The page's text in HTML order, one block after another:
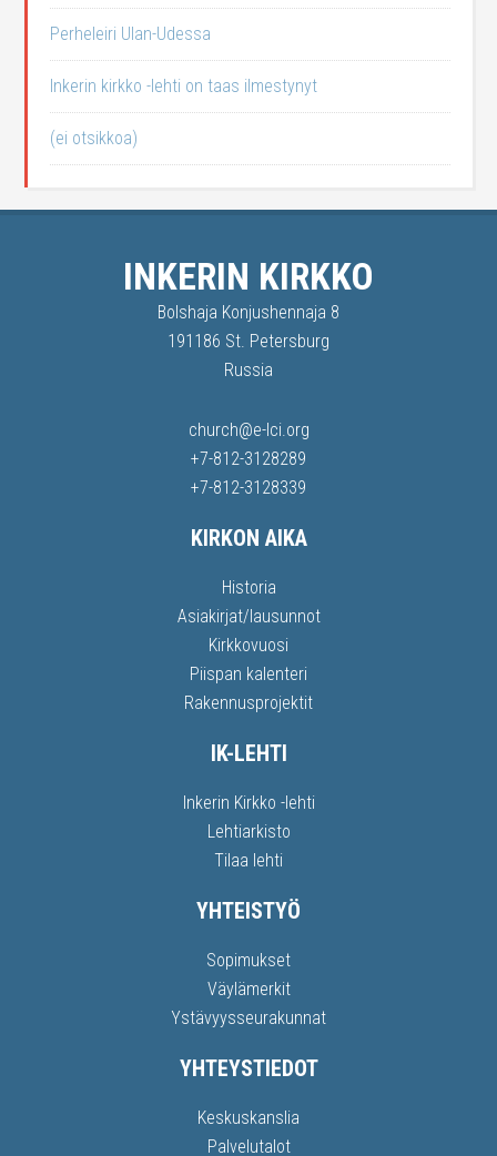
Perheleiri Ulan-Udessa
Inkerin kirkko -lehti on taas ilmestynyt
(ei otsikkoa)
INKERIN KIRKKO
Bolshaja Konjushennaja 8
191186 St. Petersburg
Russia
church@e-lci.org
+7-812-3128289
+7-812-3128339
KIRKON AIKA
Historia
Asiakirjat/lausunnot
Kirkkovuosi
Piispan kalenteri
Rakennusprojektit
IK-LEHTI
Inkerin Kirkko -lehti
Lehtiarkisto
Tilaa lehti
YHTEISTYÖ
Sopimukset
Väylämerkit
Ystävyysseurakunnat
YHTEYSTIEDOT
Keskuskanslia
Palvelutalot